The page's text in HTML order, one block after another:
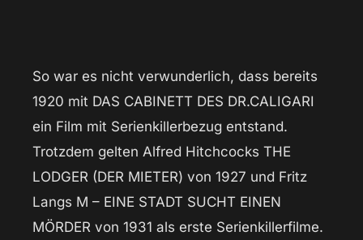
So war es nicht verwunderlich, dass bereits
1920 mit DAS CABINETT DES DR.CALIGARI
ein Film mit Serienkillerbezug entstand.
Trotzdem gelten Alfred Hitchcocks THE
LODGER (DER MIETER) von 1927 und Fritz
Langs M – EINE STADT SUCHT EINEN
MÖRDER von 1931 als erste Serienkillerfilme.